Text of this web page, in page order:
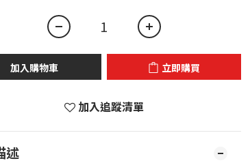
加入購物車 立即購買
加入追蹤清單
述